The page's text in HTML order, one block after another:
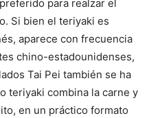
para realzar el
Si bien el teriyaki es
aparece con frecuencia
chino-estadounidenses,
Tai Pei también se ha
teriyaki combina la carne y
en un práctico formato